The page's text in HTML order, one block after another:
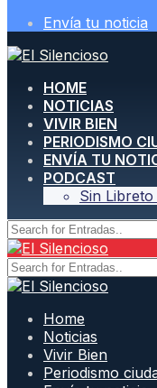
Envía tu noticia
HOME
NOTICIAS
VIVIR BIEN
PERIODISMO
ENVÍA TU
PODCAST
Sin
Home
Noticias
Vivir Bien
Periodismo